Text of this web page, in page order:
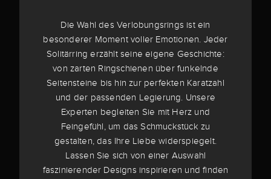
Die Wahl des Verlobungsrings ist ein
besonderer Moment voller Emotionen. Jeder
Solitärring erzählt seine eigene Geschichte:
von zarten Ringschienen über funkelnde
Seitensteine bis hin zur perfekten Karatzahl
und der passenden Legierung. Unsere
Experten begleiten Sie mit Herz und
Feingefühl, um das Schmuckstück zu
gestalten, das Ihre Liebe widerspiegelt.
Lassen Sie sich von einer Auswahl
faszinierender Designs inspirieren und finden